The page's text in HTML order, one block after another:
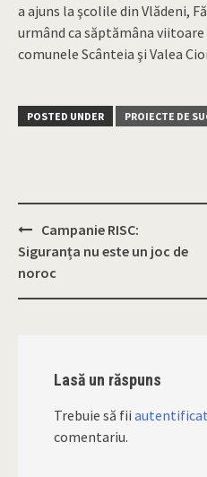
a ajuns la şcolile din Vlădeni,
urmând ca săptămâna
comunele Scânteia şi Valea
POSTED UNDER PROIECTE DE
Post
navigation
Campanie RISC:
Siguranța nu este un joc de
noroc
Lasă un răspuns
Trebuie să fii autentificat
comentariu.